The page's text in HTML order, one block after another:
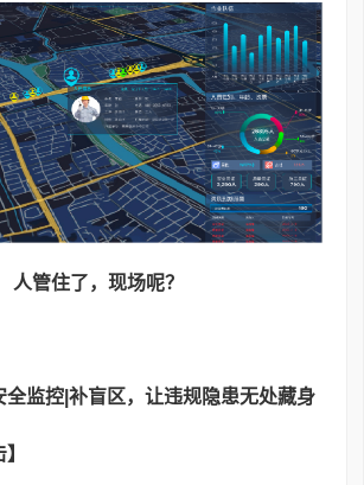
人管住了，现场呢？
全监控|补盲区，让违规隐患无处藏身